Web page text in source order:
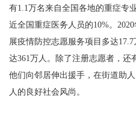
有1.1万名来自全国各地的重症专
近全国重症医务人员的10%。
展疫情防控志愿服务项目多达
达361万人。除了注册志愿者，还
他们向邻居伸出援手，在街道助
人的良好社会风尚。